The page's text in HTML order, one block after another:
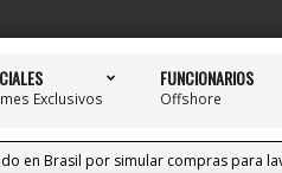
Exclusivos
FUNCIONARIOS
Offshore
en Brasil por simular compras para